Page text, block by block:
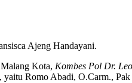
Ajeng Handayani.
Kota, Kombes Pol Dr.
Romo Abadi, O.Carm.,